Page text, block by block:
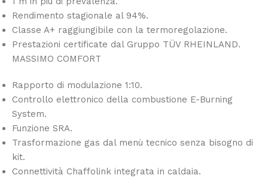
Rendimento stagionale al 94%.
Classe A+ raggiungibile con la termoregolazione.
Prestazioni certificate dal Gruppo TÜV RHEINLAND.
MASSIMO COMFORT
Rapporto di modulazione 1:10.
Controllo elettronico della combustione E-Burning
System.
Funzione SRA.
Trasformazione gas dal menù tecnico senza bisogno di
kit.
Connettività Chaffolink integrata in caldaia.